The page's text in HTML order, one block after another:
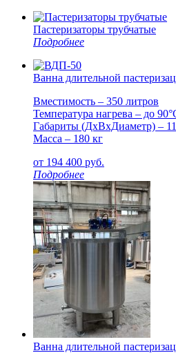
Пастеризаторы трубчатые
Подробнее
Ванна длительной
Вместимость – 350 литров
Температура нагрева – до
Габариты (ДxВxДиаметр) –
Масса – 180 кг
от 194 400 руб.
Подробнее
Ванна длительной